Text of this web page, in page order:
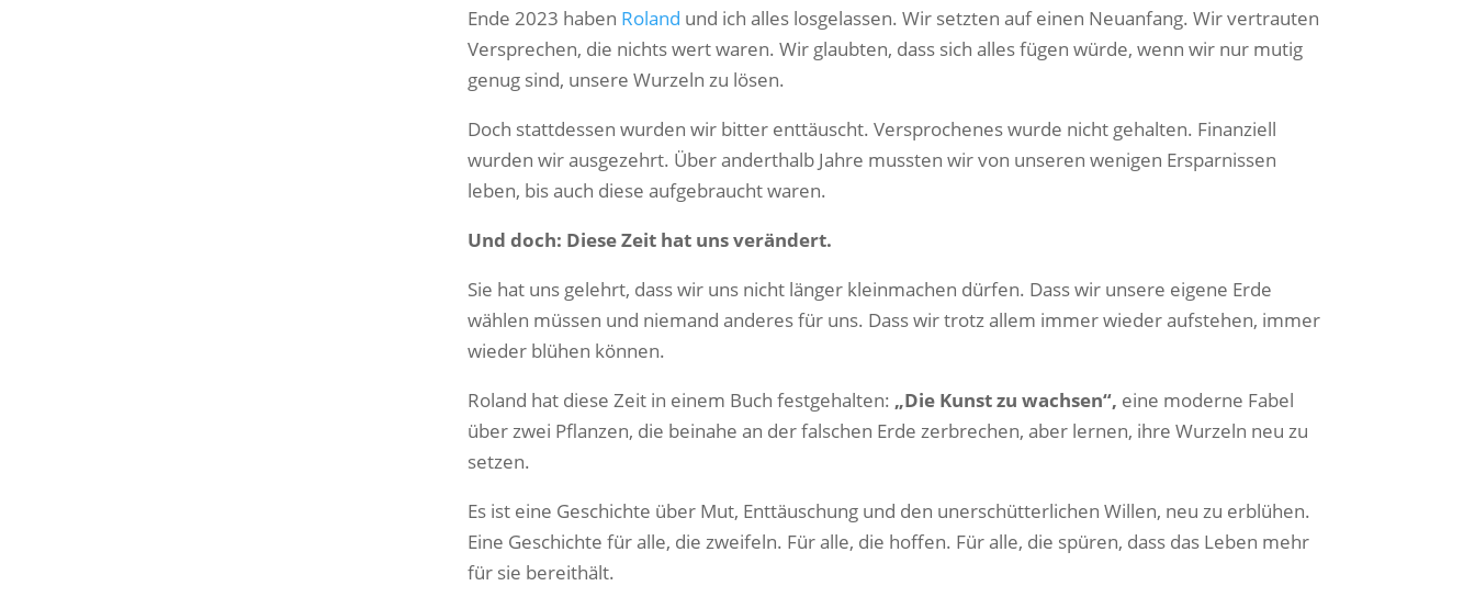
Ende 2023 haben Roland und ich alles losgelassen. Wir setzten auf einen Neuanfang. Wir vertrauten
Versprechen, die nichts wert waren. Wir glaubten, dass sich alles fügen würde, wenn wir nur mutig
genug sind, unsere Wurzeln zu lösen.
Doch stattdessen wurden wir bitter enttäuscht. Versprochenes wurde nicht gehalten. Finanziell
wurden wir ausgezehrt. Über anderthalb Jahre mussten wir von unseren wenigen Ersparnissen
leben, bis auch diese aufgebraucht waren.
Und doch: Diese Zeit hat uns verändert.
Sie hat uns gelehrt, dass wir uns nicht länger kleinmachen dürfen. Dass wir unsere eigene Erde
wählen müssen und niemand anderes für uns. Dass wir trotz allem immer wieder aufstehen, immer
wieder blühen können.
Roland hat diese Zeit in einem Buch festgehalten: „Die Kunst zu wachsen“, eine moderne Fabel
über zwei Pflanzen, die beinahe an der falschen Erde zerbrechen, aber lernen, ihre Wurzeln neu zu
setzen.
Es ist eine Geschichte über Mut, Enttäuschung und den unerschütterlichen Willen, neu zu erblühen.
Eine Geschichte für alle, die zweifeln. Für alle, die hoffen. Für alle, die spüren, dass das Leben mehr
für sie bereithält.